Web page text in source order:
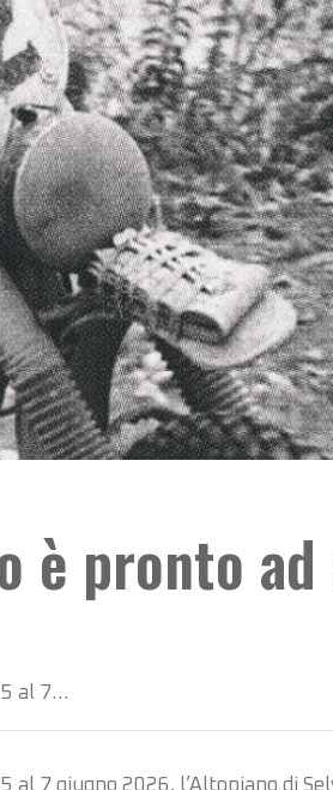
è pronto
5 al 7…
7 giugno 2026, l’Altopiano di